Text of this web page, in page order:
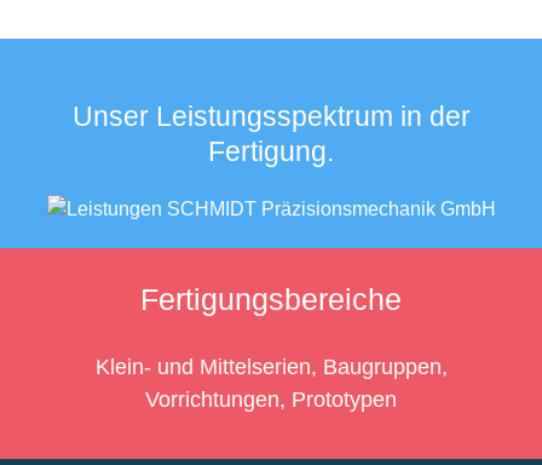
Unser Leistungsspektrum in der
Fertigung.
Fertigungsbereiche
Klein- und Mittelserien, Baugruppen,
Vorrichtungen, Prototypen